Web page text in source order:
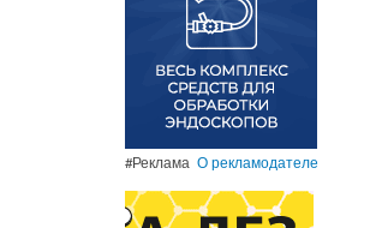
#Реклама О рекламодателе